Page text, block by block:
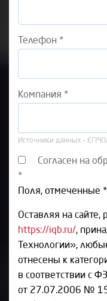
Телефон *
Компания *
Источники данных -
Согласен на
*
Поля, отмеченные
Оставляя на
https://iqb.ru/,
Технологии»,
отнесены к
в соответствии с
от 27.07.2006 №